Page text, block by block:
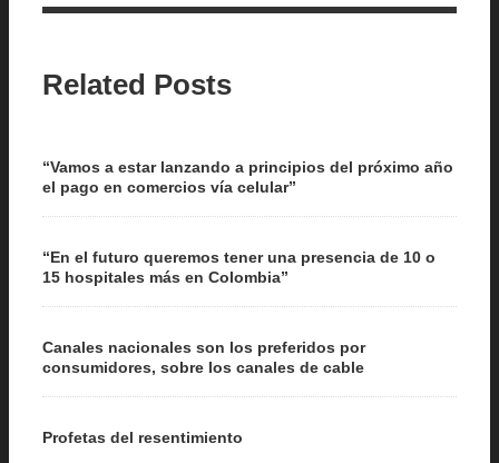
Related Posts
“Vamos a estar lanzando a principios del próximo año
el pago en comercios vía celular”
“En el futuro queremos tener una presencia de 10 o
15 hospitales más en Colombia”
Canales nacionales son los preferidos por
consumidores, sobre los canales de cable
Profetas del resentimiento